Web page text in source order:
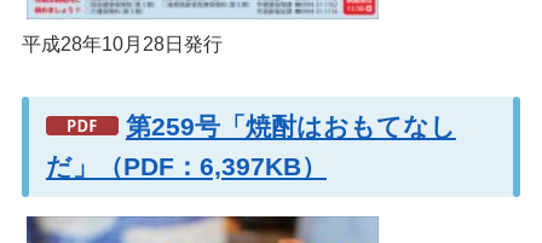
平成28年10月28日発行
第259号「焼酎はおもてなし
だ」（PDF：6,397KB）